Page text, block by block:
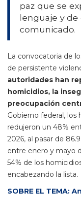
paz que se
lenguaje y de
comunicado.
La convocatoria de
de persistente
autoridades han
homicidios, la
preocupación
Gobierno federal, los
redujeron un 48%
2026, al pasar de
entre enero y mayo
54% de los
encabezando la lista.
SOBRE EL TEMA: